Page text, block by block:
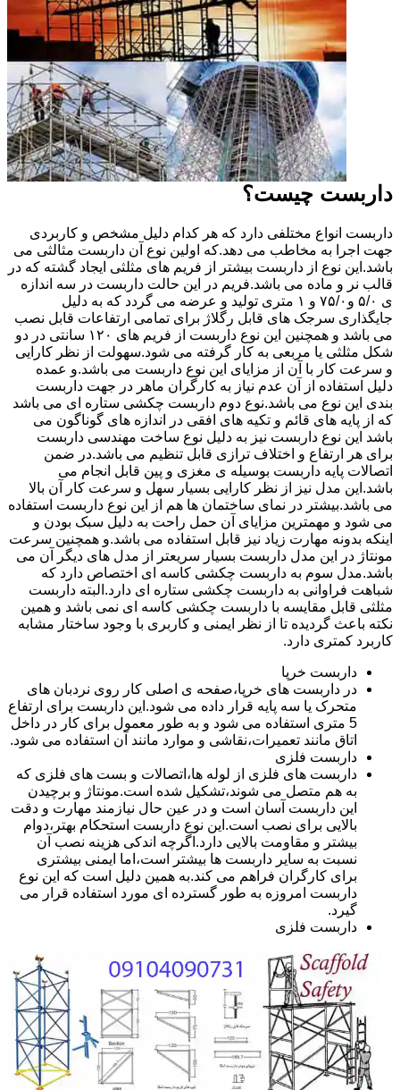
داربست چیست؟
داربست انواع مختلفی دارد که هر کدام دلیل مشخص و کاربردی
جهت اجرا به مخاطب می دهد.که اولین نوع آن داربست مثالثی می
باشد.این نوع از داربست بیشتر از فریم های مثلثی ایجاد گشته که در
قالب نر و ماده می باشد.فریم در این حالت داربست در سه اندازه
ی ۵/۰ و۷۵/۰ و ۱ متری تولید و عرضه می گردد که به دلیل
جایگذاری سرجک های قابل رگلاژ برای تمامی ارتفاعات قابل نصب
می باشد و همچنین این نوع داربست از فریم های ۱۲۰ سانتی در دو
شکل مثلثی یا مربعی به کار گرفته می شود.سهولت از نظر کارایی
و سرعت کار با آن از مزایای این نوع داربست می باشد.و عمده
دلیل استفاده از آن عدم نیاز به کارگران ماهر در جهت داربست
بندی این نوع می باشد.نوع دوم داربست چکشی ستاره ای می باشد
که از پایه های قائم و تکیه های افقی در اندازه های گوناگون می
باشد این نوع داربست نیز به دلیل نوع ساخت مهندسی داربست
برای هر ارتفاع و اختلاف ترازی قابل تنظیم می باشد.در ضمن
اتصالات پایه داربست بوسیله ی مغزی و پین قابل انجام می
باشد.این مدل نیز از نظر کارایی بسیار سهل و سرعت کار آن بالا
می باشد.بیشتر در نمای ساختمان ها هم از این نوع داربست استفاده
می شود و مهمترین مزایای آن حمل راحت به دلیل سبک بودن و
اینکه بدونه مهارت زیاد نیز قابل استفاده می باشد.و همچنین سرعت
مونتاژ در این مدل داربست بسیار سریعتر از مدل های دیگر آن می
باشد.مدل سوم به داربست چکشی کاسه ای اختصاص دارد که
شباهت فراوانی به داربست چکشی ستاره ای دارد.البته داربست
مثلثی قابل مقایسه با داربست چکشی کاسه ای نمی باشد و همین
نکته باعث گردیده تا از نظر ایمنی و کاربری با وجود ساختار مشابه
کاربرد کمتری دارد.
داربست خرپا
در داربست های خرپا،صفحه ی اصلی کار روی نردبان های
متحرک یا سه پایه قرار داده می شود.این داربست برای ارتفاع
5 متری استفاده می شود و به طور معمول برای کار در داخل
اتاق مانند تعمیرات،نقاشی و موارد مانند آن استفاده می شود.
داربست فلزی
داربست های فلزی از لوله ها،اتصالات و بست های فلزی که
به هم متصل می شوند،تشکیل شده است.مونتاژ و برچیدن
این داربست آسان است و در عین حال نیازمند مهارت و دقت
بالایی برای نصب است.این نوع داربست استحکام بهتر،دوام
بیشتر و مقاومت بالایی دارد.اگرچه اندکی هزینه نصب آن
نسبت به سایر داربست ها بیشتر است،اما ایمنی بیشتری
برای کارگران فراهم می کند.به همین دلیل است که این نوع
داربست امروزه به طور گسترده ای مورد استفاده قرار می
گیرد.
داربست فلزی